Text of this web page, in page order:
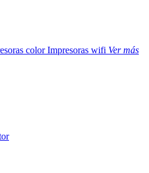
colorImpresoras wifi Ver más